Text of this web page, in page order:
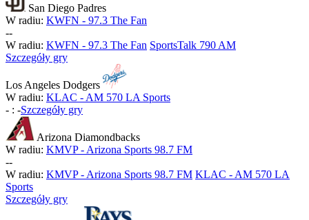
San Diego Padres
W radiu: KWFN - 97.3 The Fan
--
W radiu: KWFN - 97.3 The Fan SportsTalk 790 AM
Szczegóły gry
Los Angeles Dodgers
W radiu: KLAC - AM 570 LA Sports
- : -Szczegóły gry
Arizona Diamondbacks
W radiu: KMVP - Arizona Sports 98.7 FM
--
W radiu: KMVP - Arizona Sports 98.7 FM KLAC - AM 570 LA
Sports
Szczegóły gry